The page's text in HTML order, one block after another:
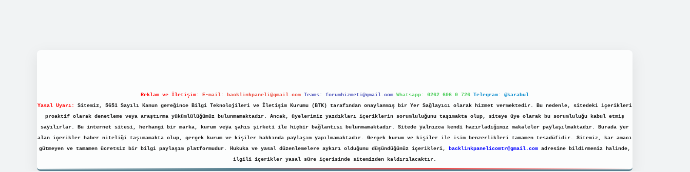
Reklam ve İletişim: E-mail: backlinkpaneli@gmail.com Teams: forumhizmeti@gmail.com Whatsapp: 0262 606 0 726
Telegram: @karabul
Yasal Uyarı:
Sitemiz, 5651 Sayılı Kanun gereğince Bilgi Teknolojileri ve İletişim Kurumu (BTK) tarafından onaylanmış bir Yer Sağlayıcı olarak hizmet vermektedir. Bu nedenle, sitedeki içerikleri
proaktif olarak denetleme veya araştırma yükümlülüğümüz bulunmamaktadır. Ancak, üyelerimiz yazdıkları içeriklerin sorumluluğunu taşımakta olup, siteye üye olarak bu sorumluluğu kabul etmiş
sayılırlar. Bu internet sitesi, herhangi bir marka, kurum veya şahıs şirketi ile hiçbir bağlantısı bulunmamaktadır. Sitede yalnızca kendi hazırladığımız makaleler paylaşılmaktadır. Burada yer
alan içerikler haber niteliği taşımamakta olup, gerçek kurum ve kişiler hakkında paylaşım yapılmamaktadır. Gerçek kurum ve kişiler ile isim benzerlikleri tamamen tesadüfidir. Sitemiz, kar amacı
gütmeyen ve tamamen ücretsiz bir bilgi paylaşım platformudur. Hukuka ve yasal düzenlemelere aykırı olduğunu düşündüğünüz içerikleri, backlinkpanelicomtr@gmail.com adresine bildirmeniz halinde,
ilgili içerikler yasal süre içerisinde sitemizden kaldırılacaktır.